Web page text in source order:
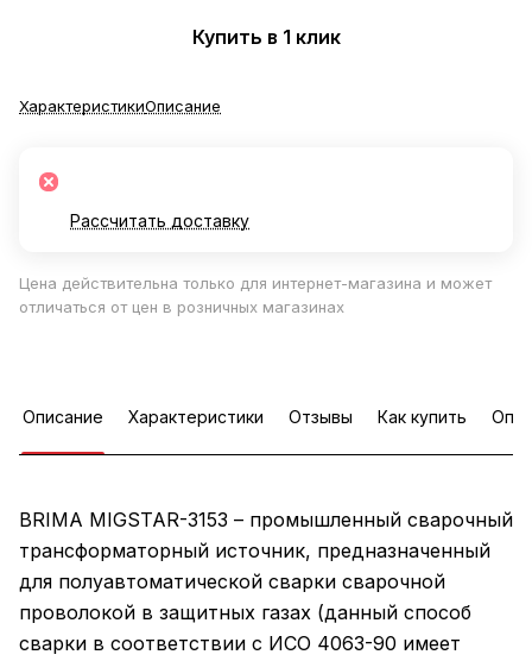
Купить в 1 клик
ХарактеристикиОписание
Рассчитать доставку
Цена действительна только для интернет-магазина и может
отличаться от цен в розничных магазинах
Описание Характеристики Отзывы Как купить
BRIMA MIGSTAR-3153 – промышленный сварочный
трансформаторный источник, предназначенный
для полуавтоматической сварки сварочной
проволокой в защитных газах (данный способ
сварки в соответствии с ИСО 4063-90 имеет